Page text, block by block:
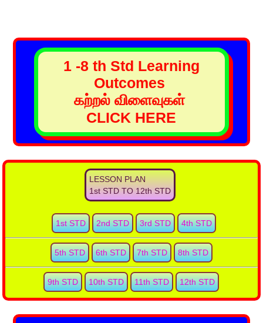
1 -8 th Std Learning
Outcomes
கற்றல் விளைவுகள்
CLICK HERE
LESSON PLAN
1st STD TO 12th STD
1st STD 2nd STD 3rd STD 4th STD
5th STD 6th STD 7th STD 8th STD
9th STD 10th STD 11th STD 12th STD